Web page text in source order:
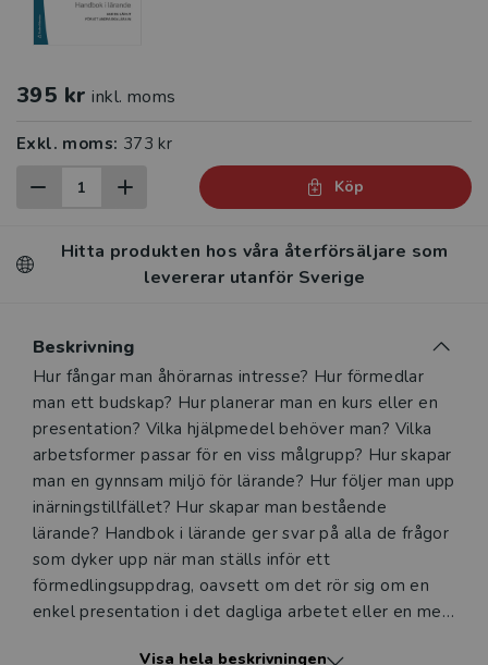
395 kr inkl. moms
Exkl. moms: 373 kr
Köp
Hitta produkten hos våra återförsäljare som
levererar utanför Sverige
Beskrivning
Beskrivning
Hur fångar man åhörarnas intresse? Hur förmedlar
man ett budskap? Hur planerar man en kurs eller en
presentation? Vilka hjälpmedel behöver man? Vilka
arbetsformer passar för en viss målgrupp? Hur skapar
man en gynnsam miljö för lärande? Hur följer man upp
inärningstillfället? Hur skapar man bestående
lärande? Handbok i lärande ger svar på alla de frågor
som dyker upp när man ställs inför ett
förmedlingsuppdrag, oavsett om det rör sig om en
enkel presentation i det dagliga arbetet eller en mer
Visa hela beskrivningen